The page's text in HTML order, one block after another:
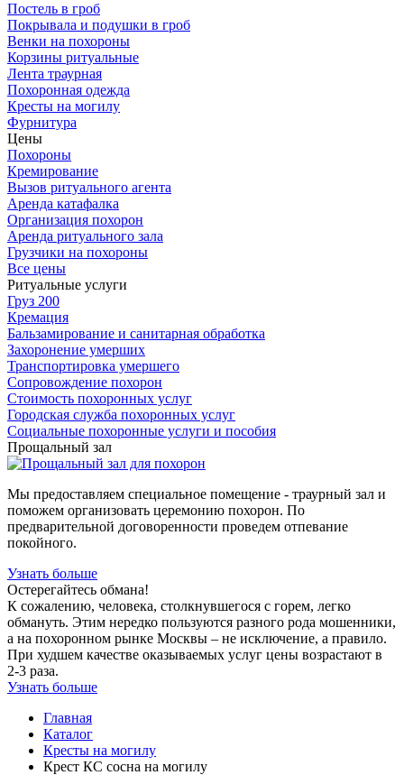
Постель в гроб
Покрывала и подушки в гроб
Венки на похороны
Корзины ритуальные
Лента траурная
Похоронная одежда
Кресты на могилу
Фурнитура
Цены
Похороны
Кремирование
Вызов ритуального агента
Аренда катафалка
Организация похорон
Аренда ритуального зала
Грузчики на похороны
Все цены
Ритуальные услуги
Груз 200
Кремация
Бальзамирование и санитарная обработка
Захоронение умерших
Транспортировка умершего
Сопровождение похорон
Стоимость похоронных услуг
Городская служба похоронных услуг
Социальные похоронные услуги и пособия
Прощальный зал
Мы предоставляем специальное помещение - траурный зал и
поможем организовать церемонию похорон. По
предварительной договоренности проведем отпевание
покойного.
Узнать больше
Остерегайтесь обмана!
К сожалению, человека, столкнувшегося с горем, легко
обмануть. Этим нередко пользуются разного рода мошенники,
а на похоронном рынке Москвы – не исключение, а правило.
При худшем качестве оказываемых услуг цены возрастают в
2-3 раза.
Узнать больше
Главная
Каталог
Кресты на могилу
Крест КС сосна на могилу